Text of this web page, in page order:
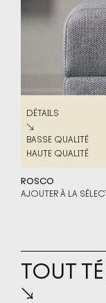
DÉTAILS
DÉTAILS
↘
BASSE QUALITÉ
BASSE QUALITÉ
HAUTE QUALITÉ
HAUTE QUALITÉ
ROSCO
AJOUTER À LA
TOUT
↘